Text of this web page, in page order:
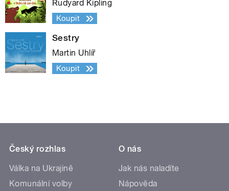
Rudyard Kipling
Koupit
Sestry
Martin Uhlíř
Koupit
Český rozhlas
Válka na Ukrajině
Komunální volby
O nás
Jak nás naladíte
Nápověda